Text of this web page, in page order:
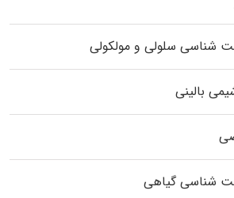
شناسی سلولی و مولکولی
بالینی
شناسی گیاهی